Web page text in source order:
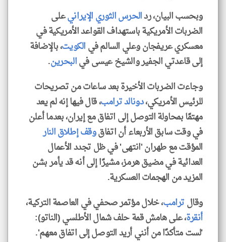
وبحسب البيان، ردالحرس الثوري الإيرانيعلى
الضربات الأمريكية باستهداف القواعد الأمريكية في
معسكري عريفجان وعلي السالم فيالكويت، بالإضافة
إلى قاعدتي الجفير والشيخ عيسى فيالبحرين.
وجاءت الضربات الأخيرة بعد ساعات من تصريحات
للرئيس الأمريكي،دونالد ترامب، قال فيها إنه لم يعد
مهتمًا بمحاولة التوصل إلى اتفاق مع إيران، بعدما أعلن
في وقت سابق الأربعاء أن اتفاقوقف إطلاق النار
المؤقت مع طهران 'انتهى' في ظل تجدد الأعمال
العدائية في مضيق هرمز، مشيرًا إلى أنه قد يأمر بشن
المزيد من الهجمات العسكرية.
وقالترامب، خلال مؤتمر صحفي في العاصمة التركية،
أنقرة، على هامش قمة حلف شمال الأطلسي (الناتو):
'لست متأكدًا من أنني أريد التوصل إلى اتفاق معهم'.